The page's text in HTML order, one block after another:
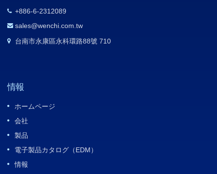
+886-6-2312089
sales@wenchi.com.tw
台南市永康區永科環路88號 710
情報
ホームページ
会社
製品
電子製品カタログ（EDM）
情報